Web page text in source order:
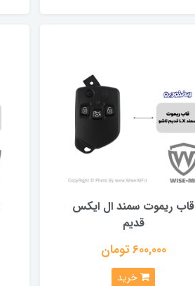
قاب ریموت سمند ال ایکس
قدیم
600,000 تومان
خرید